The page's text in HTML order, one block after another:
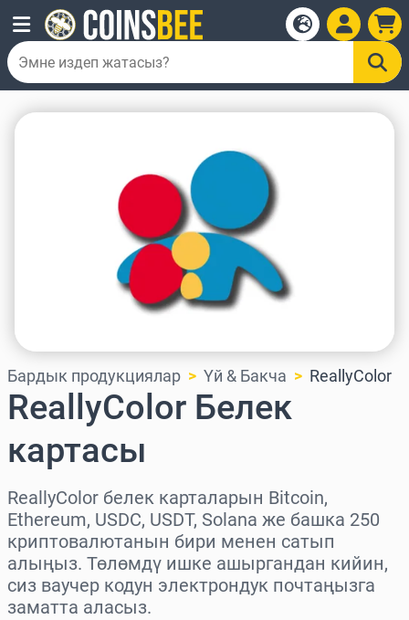
Бардык продукциялар Үй & Бакча ReallyColor
ReallyColor Белек
картасы
ReallyColor белек карталарын Bitcoin,
Ethereum, USDC, USDT, Solana же башка 250
криптовалютанын бири менен сатып
алыңыз. Төлөмдү ишке ашыргандан кийин,
сиз ваучер кодун электрондук почтаңызга
заматта аласыз.